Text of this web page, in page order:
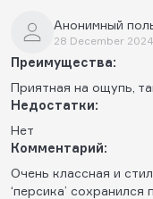
Анонимный
28 December 2024
Преимущества:
Приятная на ощупь,
Недостатки:
Нет
Комментарий:
Очень классная и
‘персика’